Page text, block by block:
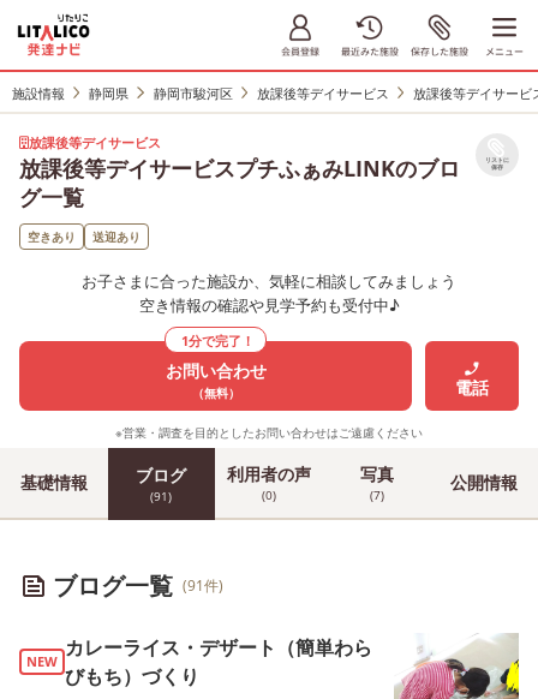
施設情報 静岡県 静岡市駿河区 放課後等デイサービス 放課後等デイサービ
放課後等デイサービス
放課後等デイサービスプチふぁみLINKのブロ
グ一覧
リストに
保存
空きあり 送迎あり
お子さまに合った施設か、気軽に相談してみましょう
空き情報の確認や見学予約も受付中♪
1分で完了！
お問い合わせ
（無料） 電話
※営業・調査を目的としたお問い合わせはご遠慮ください
基礎情報 ブログ
(91)
利用者の声
(0)
写真
(7)
公開情報
ブログ一覧 (91件)
NEW
カレーライス・デザート（簡単わら
びもち）づくり